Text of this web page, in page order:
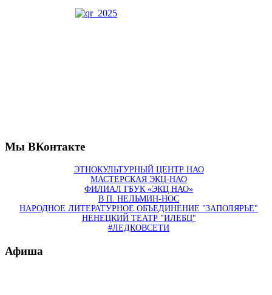
Мы ВКонтакте
ЭТНОКУЛЬТУРНЫЙ ЦЕНТР НАО
МАСТЕРСКАЯ ЭКЦ-НАО
ФИЛИАЛ ГБУК «ЭКЦ НАО»
В П. НЕЛЬМИН-НОС
НАРОДНОЕ ЛИТЕРАТУРНОЕ ОБЪЕДИНЕНИЕ "ЗАПОЛЯРЬЕ"
НЕНЕЦКИЙ ТЕАТР "ИЛЕБЦ"
#ЛЕДКОВСЕТИ
Афиша